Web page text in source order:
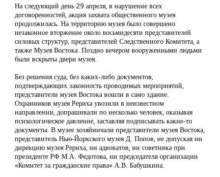
На следующий день 29 апреля, в нарушение всех
договоренностей, акция захвата общественного музея
продолжилась. На территорию музея было совершено
незаконное вторжение около восьмидесяти представителей
силовых структур, представителей Следственного Комитета, а
также Музея Востока. Поздно вечером вооруженными людьми
были вскрыты двери музея.
Без решения суда, без каких-либо документов,
подтверждающих законность проводимых мероприятий,
представители музея Востока вошли в само здание.
Охранников музея Рериха увозили в неизвестном
направлении, допрашивали по несколько человек, оказывая
психологическое давление, заставляя подписывать какие-то
документы. В музее хозяйничали представители музея Востока,
представитель Нью-Йоркского музея Д. Попов, не допуская ни
дирекцию музея Рериха, ни адвокатов, ни советника при
президенте РФ М.А. Федотова, ни председателя организации
«Комитет за гражданские права» А.В. Бабушкина.